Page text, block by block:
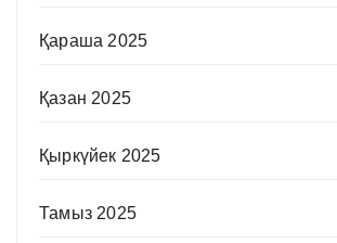
Қараша 2025
Қазан 2025
Қыркүйек 2025
Тамыз 2025